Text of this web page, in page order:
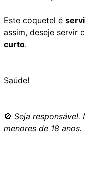
Este coquetel é
assim, deseje servir
curto.
Saúde!
🚫 Seja
menores de 18